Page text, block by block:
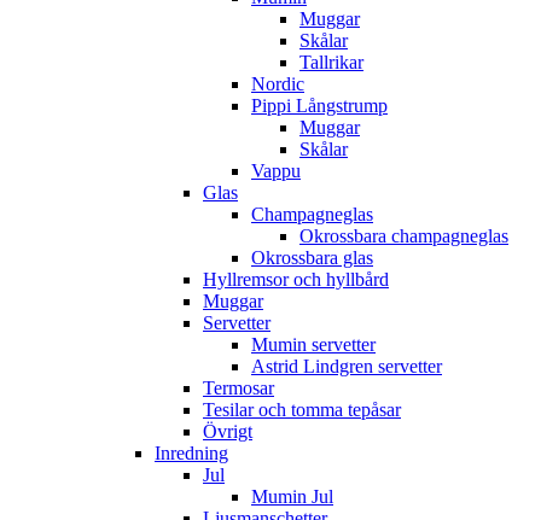
Muggar
Skålar
Tallrikar
Nordic
Pippi Långstrump
Muggar
Skålar
Vappu
Glas
Champagneglas
Okrossbara champagneglas
Okrossbara glas
Hyllremsor och hyllbård
Muggar
Servetter
Mumin servetter
Astrid Lindgren servetter
Termosar
Tesilar och tomma tepåsar
Övrigt
Inredning
Jul
Mumin Jul